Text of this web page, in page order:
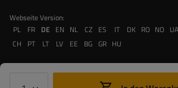
Webseite Version:
PL
FR DE EN NL CZ ES IT DK RO NO UA
CH
PT LT LV EE BG GR HU